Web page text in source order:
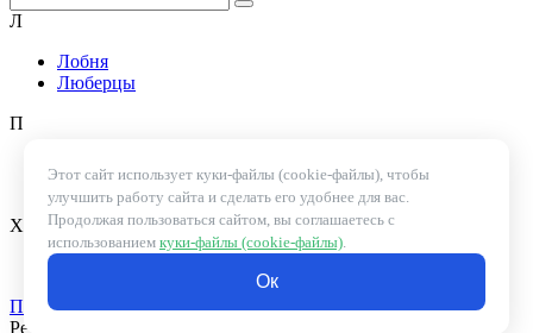
Этот сайт использует куки-файлы (cookie-файлы), чтобы
улучшить работу сайта и сделать его удобнее для вас.
Продолжая пользоваться сайтом, вы соглашаетесь с
использованием куки-файлы (cookie-файлы).
Oк
Л
Лобня
Люберцы
П
Пушкино
Х
Показать все города
Результаты поиска: